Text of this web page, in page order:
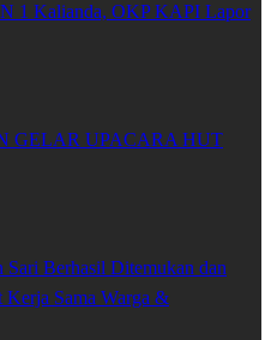
1 Kalianda, OKP KAPI Lapor
GELAR UPACARA HUT
Berhasil Ditemukan dan
Sama Warga &